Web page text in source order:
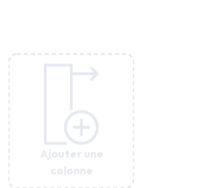
Ajouter une
colonne
Ajouter une
colonne
Ajouter une
colonne
Ajouter une
colonne
Ajouter une
colonne
Ajouter une
colonne
Ajouter une
colonne